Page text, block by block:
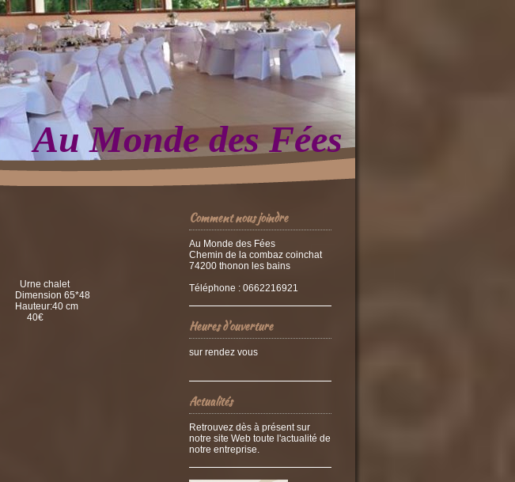
Au Monde des Fées
Urne chalet
Dimension 65*48
Hauteur:40 cm
40€
Comment nous joindre
Au Monde des Fées
Chemin de la combaz coinchat
74200 thonon les bains
Téléphone : 0662216921
Heures d'ouverture
sur rendez vous
Actualités
Retrouvez dès à présent sur
notre site Web toute l'actualité de
notre entreprise.